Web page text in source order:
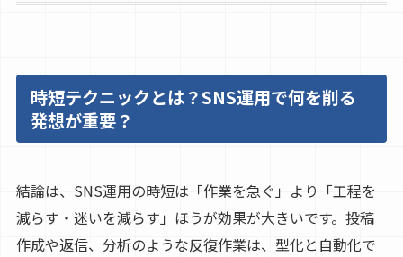
時短テクニックとは？SNS運用で何を削る
発想が重要？
結論は、SNS運用の時短は「作業を急ぐ」より「工程を
減らす・迷いを減らす」ほうが効果が大きいです。投稿
作成や返信、分析のような反復作業は、型化と自動化で